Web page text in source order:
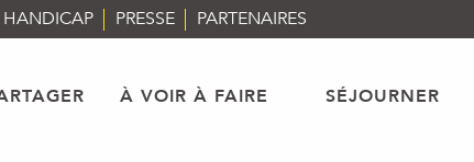
HANDICAP PRESSE PARTENAIRES
À VOIR À FAIRE SÉJOURNER